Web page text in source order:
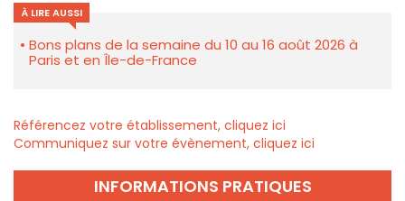
À LIRE AUSSI
Bons plans de la semaine du 10 au 16 août 2026 à
Paris et en Île-de-France
Référencez votre établissement, cliquez ici
Communiquez sur votre évènement, cliquez ici
INFORMATIONS PRATIQUES